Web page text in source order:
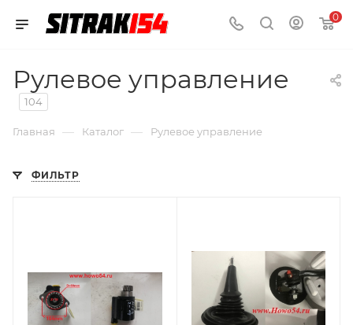
0
Рулевое управление
104
Главная — Каталог — Рулевое управление
ФИЛЬТР